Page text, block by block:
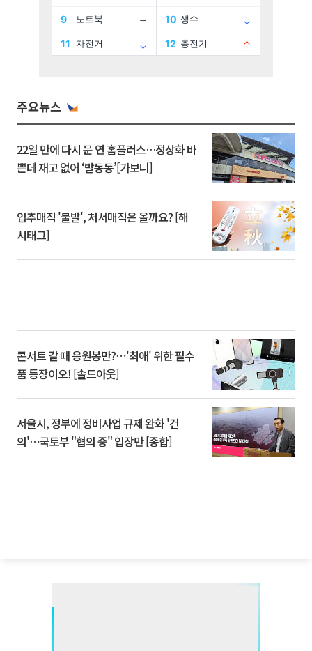
주요뉴스
22일 만에 다시 문 연 홈플러스…정상화 바
쁜데 재고 없어 ‘발동동’[가보니]
입추매직 '불발', 처서매직은 올까요? [해
시태그]
콘서트 갈 때 응원봉만?⋯'최애' 위한 필수
품 등장이오! [솔드아웃]
서울시, 정부에 정비사업 규제 완화 '건
의'⋯국토부 "협의 중" 입장만 [종합]